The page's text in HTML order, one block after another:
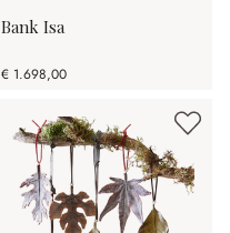
Bank Isa
€ 1.698,00